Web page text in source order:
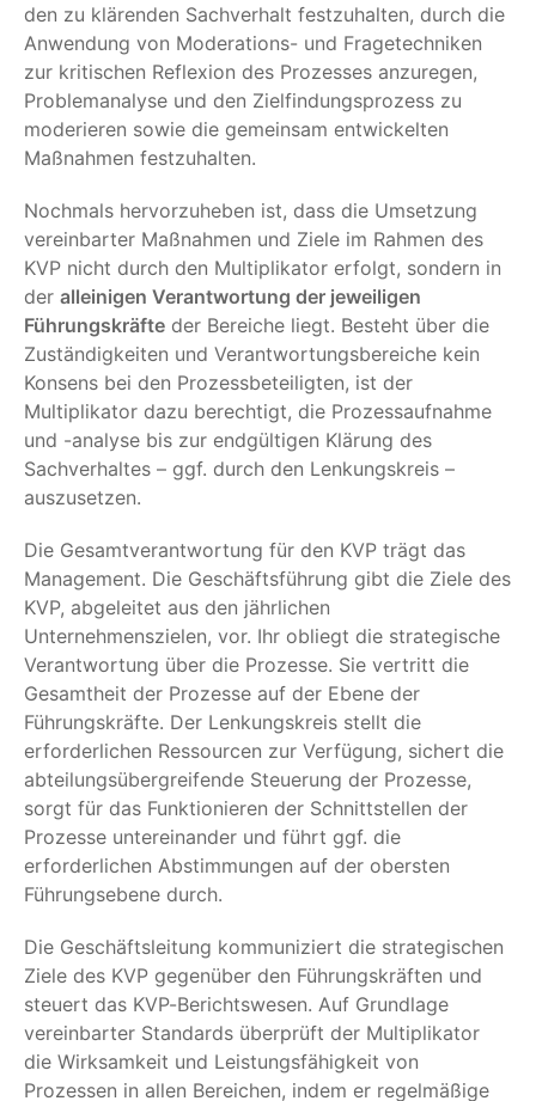
den zu klärenden Sachverhalt festzuhalten, durch die
Anwendung von Moderations- und Fragetechniken
zur kritischen Reflexion des Prozesses anzuregen,
Problemanalyse und den Zielfindungsprozess zu
moderieren sowie die gemeinsam entwickelten
Maßnahmen festzuhalten.
Nochmals hervorzuheben ist, dass die Umsetzung
vereinbarter Maßnahmen und Ziele im Rahmen des
KVP nicht durch den Multiplikator erfolgt, sondern in
der alleinigen Verantwortung der jeweiligen
Führungskräfte der Bereiche liegt. Besteht über die
Zuständigkeiten und Verantwortungsbereiche kein
Konsens bei den Prozessbeteiligten, ist der
Multiplikator dazu berechtigt, die Prozessaufnahme
und -analyse bis zur endgültigen Klärung des
Sachverhaltes – ggf. durch den Lenkungskreis –
auszusetzen.
Die Gesamtverantwortung für den KVP trägt das
Management. Die Geschäftsführung gibt die Ziele des
KVP, abgeleitet aus den jährlichen
Unternehmenszielen, vor. Ihr obliegt die strategische
Verantwortung über die Prozesse. Sie vertritt die
Gesamtheit der Prozesse auf der Ebene der
Führungskräfte. Der Lenkungskreis stellt die
erforderlichen Ressourcen zur Verfügung, sichert die
abteilungsübergreifende Steuerung der Prozesse,
sorgt für das Funktionieren der Schnittstellen der
Prozesse untereinander und führt ggf. die
erforderlichen Abstimmungen auf der obersten
Führungsebene durch.
Die Geschäftsleitung kommuniziert die strategischen
Ziele des KVP gegenüber den Führungskräften und
steuert das KVP-Berichtswesen. Auf Grundlage
vereinbarter Standards überprüft der Multiplikator
die Wirksamkeit und Leistungsfähigkeit von
Prozessen in allen Bereichen, indem er regelmäßige